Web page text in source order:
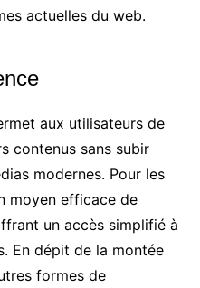
actuelles du web.
aux utilisateurs de
contenus sans subir
modernes. Pour les
moyen efficace de
un accès simplifié à
En dépit de la montée
formes de